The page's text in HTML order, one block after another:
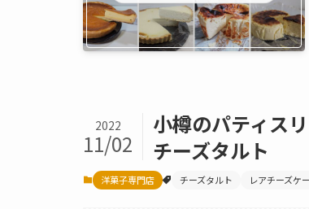
小樽のパティス
チーズタルト
2022
11/02
洋菓子専門店 チーズタルト レアチーズケ